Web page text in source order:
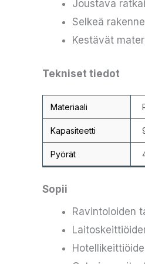
Joustava
Selkeä
Kestävät
Tekniset tiedot
Materiaali
Kapasiteetti
Pyörät
Sopii
Ravintoloiden